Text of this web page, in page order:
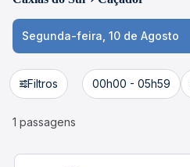
Segunda-feira, 10 de Agosto
Filtros 00h00 - 05h59
1 passagens